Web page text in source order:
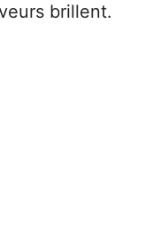
brillent.